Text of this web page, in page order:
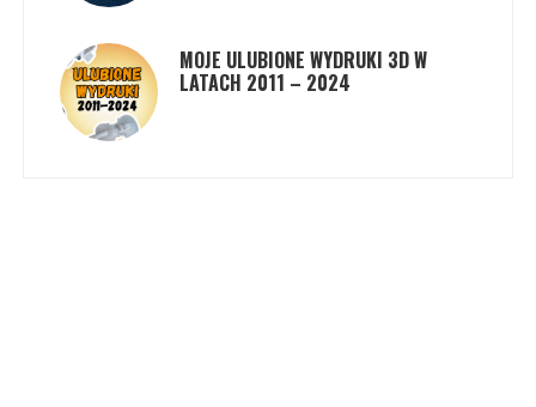
MOJE ULUBIONE WYDRUKI 3D W
LATACH 2011 – 2024